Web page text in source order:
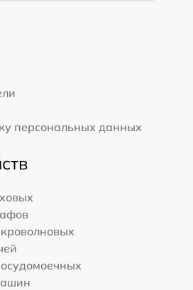
персональных данных